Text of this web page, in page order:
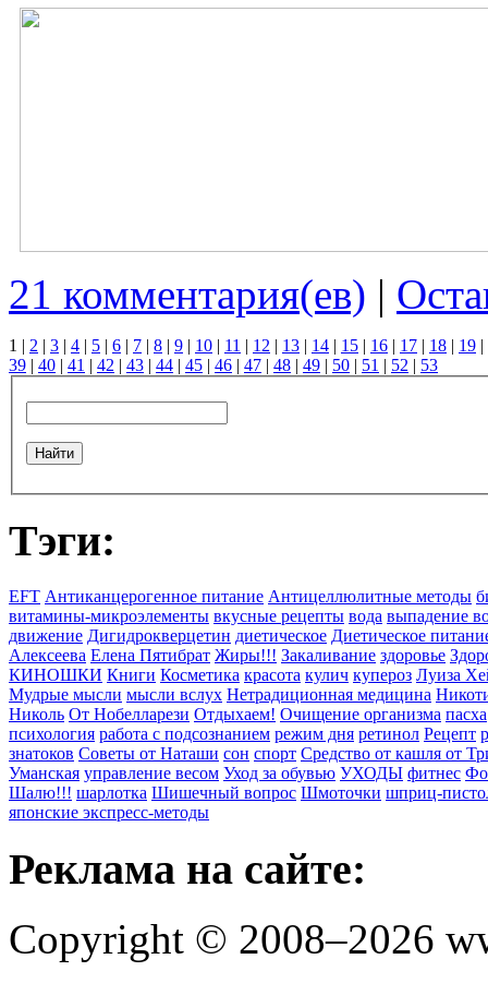
21 комментария(ев) |
1 | 2 | 3 | 4 | 5 | 6 | 7 | 8 | 9 | 10 | 11 | 12 | 13 | 14 | 15 | 16 | 17 | 18 | 19 |
39 | 40 | 41 | 42 | 43 | 44 | 45 | 46 | 47 | 48 | 49 | 50 | 51 | 52 | 53
Тэги:
EFT Антиканцерогенное питание Антицеллюлитные методы
витамины-микроэлементы вкусные рецепты вода выпадение
движение Дигидрокверцетин диетическое Диетическое
Алексеева Елена Пятибрат Жиры!!! Закаливание здоровье
КИНОШКИ Книги Косметика красота кулич купероз Луиза
Мудрые мысли мысли вслух Нетрадиционная медицина
Николь От Нобелларези Отдыхаем! Очищение организма пасха
психология работа с подсознанием режим дня ретинол Рецепт
знатоков Советы от Наташи сон спорт Средство от кашля от
Уманская управление весом Уход за обувью УХОДЫ фитнес
Шалю!!! шарлотка Шишечный вопрос Шмоточки шприц-
японские экспресс-методы
Реклама на сайте:
Copyright © 2008–2026